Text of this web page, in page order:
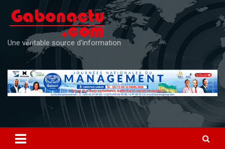
content
Une véritable source d'information